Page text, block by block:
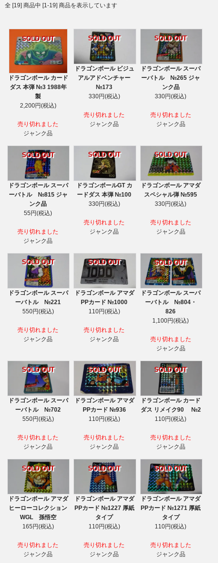
全 [19] 商品中 [1-19] 商品を表示しています
ドラゴンボール カード
ダス 本弾 №3 1988年
製
2,200円(税込)
SOLD OUT
売り切れました
ジャンク品
ドラゴンボール ビジュ
アルアドベンチャー
№173
330円(税込)
SOLD OUT
売り切れました
ジャンク品
ドラゴンボール スーパ
ーバトル №265 ジャ
ンク品
330円(税込)
SOLD OUT
売り切れました
ジャンク品
ドラゴンボール スーパ
ーバトル №815 ジャ
ンク品
55円(税込)
SOLD OUT
売り切れました
ジャンク品
ドラゴンボールGT カ
ードダス 本弾 №100
330円(税込)
SOLD OUT
売り切れました
ジャンク品
ドラゴンボール アマダ
スペシャル弾 №595
330円(税込)
SOLD OUT
売り切れました
ジャンク品
ドラゴンボール スーパ
ーバトル №221
550円(税込)
SOLD OUT
売り切れました
ジャンク品
ドラゴンボール アマダ
PPカード №1000
110円(税込)
SOLD OUT
売り切れました
ジャンク品
ドラゴンボール スーパ
ーバトル №804・
826
1,100円(税込)
SOLD OUT
売り切れました
ジャンク品
ドラゴンボール スーパ
ーバトル №702
550円(税込)
SOLD OUT
売り切れました
ジャンク品
ドラゴンボール アマダ
PPカード №936
110円(税込)
SOLD OUT
売り切れました
ジャンク品
ドラゴンボール カード
ダス リメイク90 №2
110円(税込)
SOLD OUT
売り切れました
ジャンク品
ドラゴンボール アマダ
ヒーローコレクション
WGL 孫悟空
165円(税込)
SOLD OUT
売り切れました
ジャンク品
ドラゴンボール アマダ
PPカード №1227 厚紙
タイプ
110円(税込)
SOLD OUT
売り切れました
ジャンク品
ドラゴンボール アマダ
PPカード №1271 厚紙
タイプ
110円(税込)
SOLD OUT
売り切れました
ジャンク品